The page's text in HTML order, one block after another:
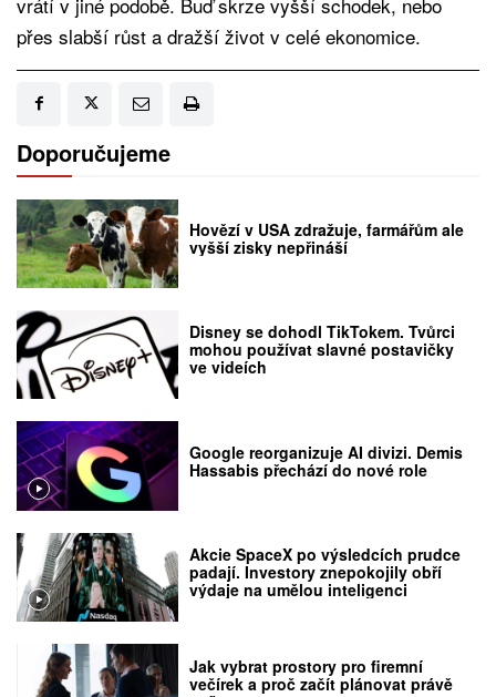
přes slabší růst a dražší život v celé ekonomice.
Doporučujeme
Hovězí v USA zdražuje, farmářům ale
vyšší zisky nepřináší
Disney se dohodl TikTokem. Tvůrci
mohou používat slavné postavičky
ve videích
Google reorganizuje AI divizi. Demis
Hassabis přechází do nové role
Akcie SpaceX po výsledcích prudce
padají. Investory znepokojily obří
výdaje na umělou inteligenci
Jak vybrat prostory pro firemní
večírek a proč začít plánovat právě